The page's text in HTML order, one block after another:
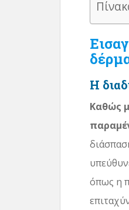
Η
Καθώς
όπως η